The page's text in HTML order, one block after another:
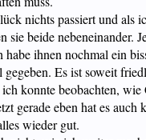
nichts passiert und als
sie beide nebeneinander.
habe ihnen nochmal ein
gegeben. Es ist soweit
ich konnte beobachten,
gerade eben hat es auch
wieder gut.